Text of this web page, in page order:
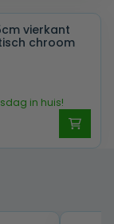
vierkant
chroom
in huis!